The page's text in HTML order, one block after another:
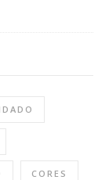
CORES